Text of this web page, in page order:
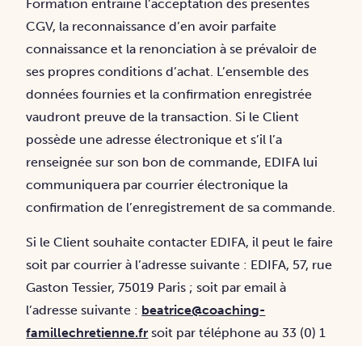
Formation entraîne l’acceptation des présentes
CGV, la reconnaissance d’en avoir parfaite
connaissance et la renonciation à se prévaloir de
ses propres conditions d’achat. L’ensemble des
données fournies et la confirmation enregistrée
vaudront preuve de la transaction. Si le Client
possède une adresse électronique et s’il l’a
renseignée sur son bon de commande, EDIFA lui
communiquera par courrier électronique la
confirmation de l’enregistrement de sa commande.
Si le Client souhaite contacter EDIFA, il peut le faire
soit par courrier à l’adresse suivante : EDIFA, 57, rue
Gaston Tessier, 75019 Paris ; soit par email à
l’adresse suivante : beatrice@coaching-
famillechretienne.fr soit par téléphone au 33 (0) 1